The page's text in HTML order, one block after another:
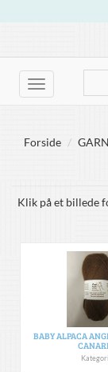
Toggle
navigation
Forside GARN
Klik på et billede
BABY ALPACA
Kategori